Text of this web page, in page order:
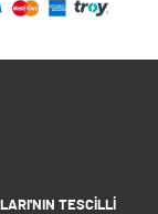
TESCILLI